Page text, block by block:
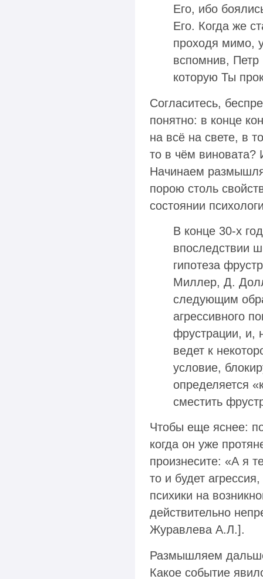
Его, ибо
Его. Когда же
проходя мимо,
вспомнив, Петр
которую Ты
Согласитесь,
понятно: в конце
на всё на свете, в
то в чём виновата?
Начинаем
порою столь
состоянии
В конце 30-х
впоследствии
гипотеза
Миллер, Д.
следующим
агрессивного
фрустрации, и,
ведет к
условие,
определяется
сместить
Чтобы еще яснее:
когда он уже
произнесите: «А я
то и будет
психики на
действительно
Журавлева А.Л.].
Размышляем
Какое событие